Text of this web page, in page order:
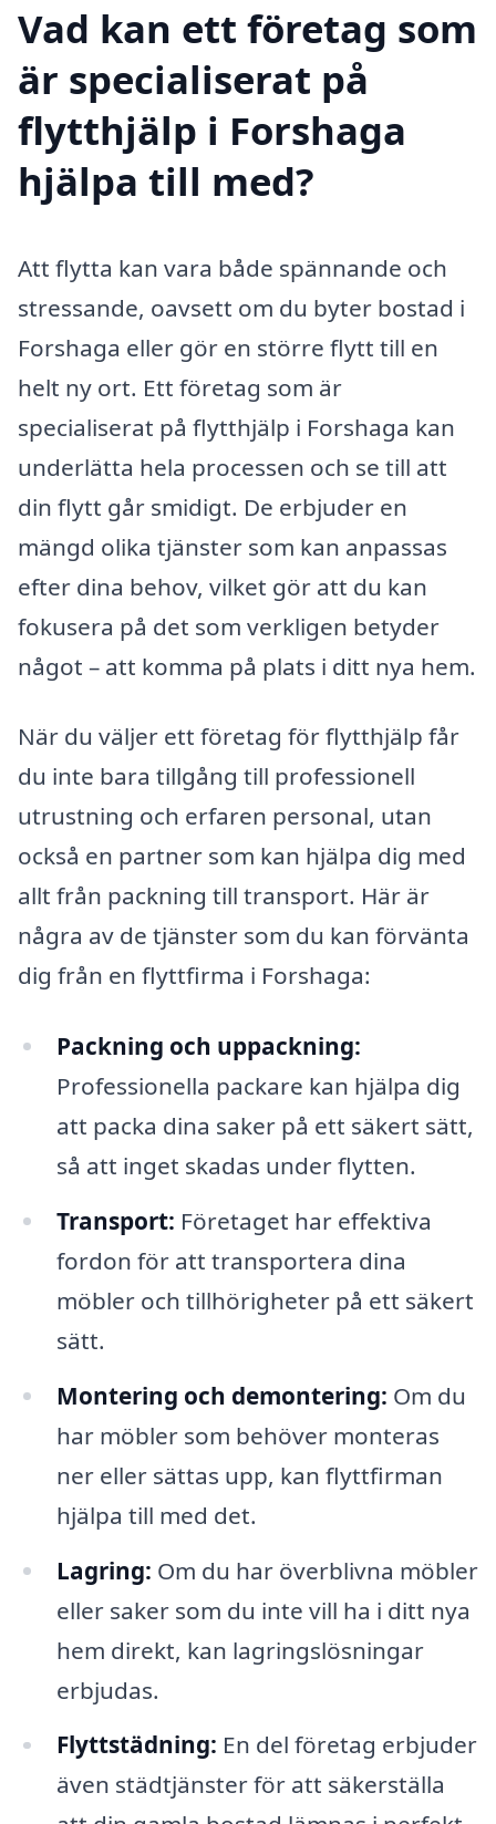
Vad kan ett företag som
är specialiserat på
flytthjälp i Forshaga
hjälpa till med?
Att flytta kan vara både spännande och
stressande, oavsett om du byter bostad i
Forshaga eller gör en större flytt till en
helt ny ort. Ett företag som är
specialiserat på flytthjälp i Forshaga kan
underlätta hela processen och se till att
din flytt går smidigt. De erbjuder en
mängd olika tjänster som kan anpassas
efter dina behov, vilket gör att du kan
fokusera på det som verkligen betyder
något – att komma på plats i ditt nya hem.
När du väljer ett företag för flytthjälp får
du inte bara tillgång till professionell
utrustning och erfaren personal, utan
också en partner som kan hjälpa dig med
allt från packning till transport. Här är
några av de tjänster som du kan förvänta
dig från en flyttfirma i Forshaga:
Packning och uppackning:
Professionella packare kan hjälpa dig
att packa dina saker på ett säkert sätt,
så att inget skadas under flytten.
Transport: Företaget har effektiva
fordon för att transportera dina
möbler och tillhörigheter på ett säkert
sätt.
Montering och demontering: Om du
har möbler som behöver monteras
ner eller sättas upp, kan flyttfirman
hjälpa till med det.
Lagring: Om du har överblivna möbler
eller saker som du inte vill ha i ditt nya
hem direkt, kan lagringslösningar
erbjudas.
Flyttstädning: En del företag erbjuder
även städtjänster för att säkerställa